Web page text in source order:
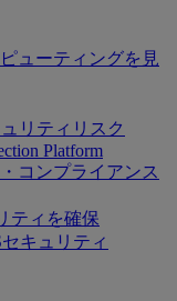
ューティングを見
リティリスク
Platform
コンプライアンス
ティを確保
キュリティ